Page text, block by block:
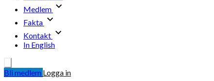
Medlem
Fakta
Kontakt
In English
Bli medlem Logga in